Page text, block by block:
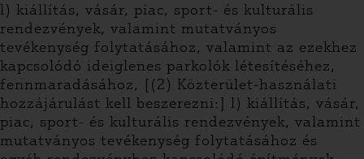
l) kiállítás, vásár, piac, sport- és kulturális
rendezvények, valamint mutatványos
tevékenység folytatásához, valamint az ezekhez
kapcsolódó ideiglenes parkolók létesítéséhez,
fennmaradásához, [(2) Közterület-használati
hozzájárulást kell beszerezni:] l) kiállítás, vásár,
piac, sport- és kulturális rendezvények, valamint
mutatványos tevékenység folytatásához és